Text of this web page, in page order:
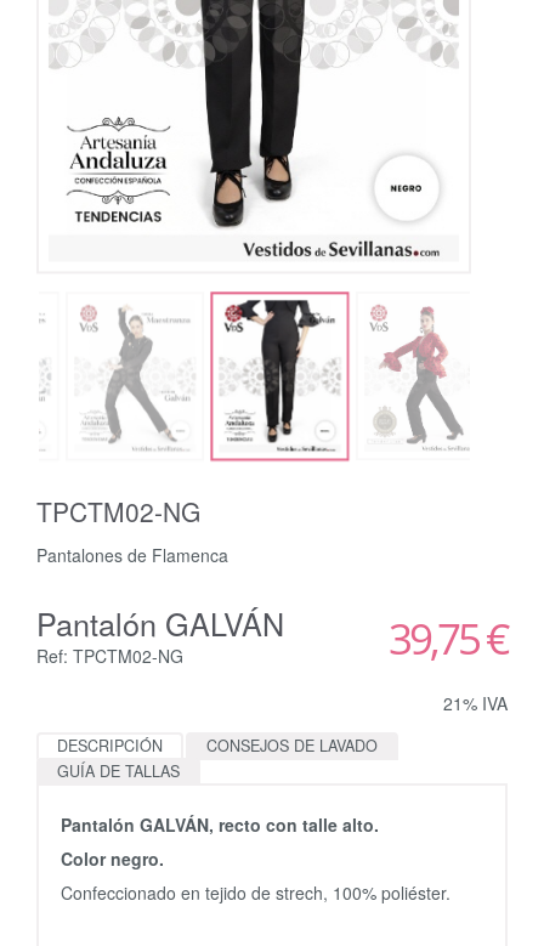
TPCTM02-NG
Pantalones de Flamenca
Pantalón GALVÁN
Ref: TPCTM02-NG 39,75 €
21% IVA
DESCRIPCIÓN
CONSEJOS DE LAVADO
GUÍA DE TALLAS
Pantalón GALVÁN, recto con talle alto.
Color negro.
Confeccionado en tejido de strech, 100% poliéster.